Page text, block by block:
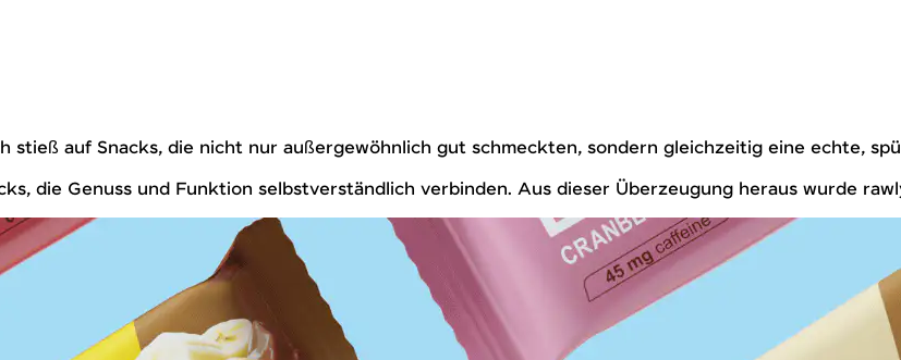
stieß auf Snacks, die nicht nur außergewöhnlich gut schmeckten, sondern gleichzeitig eine echte,
die Genuss und Funktion selbstverständlich verbinden. Aus dieser Überzeugung heraus wurde